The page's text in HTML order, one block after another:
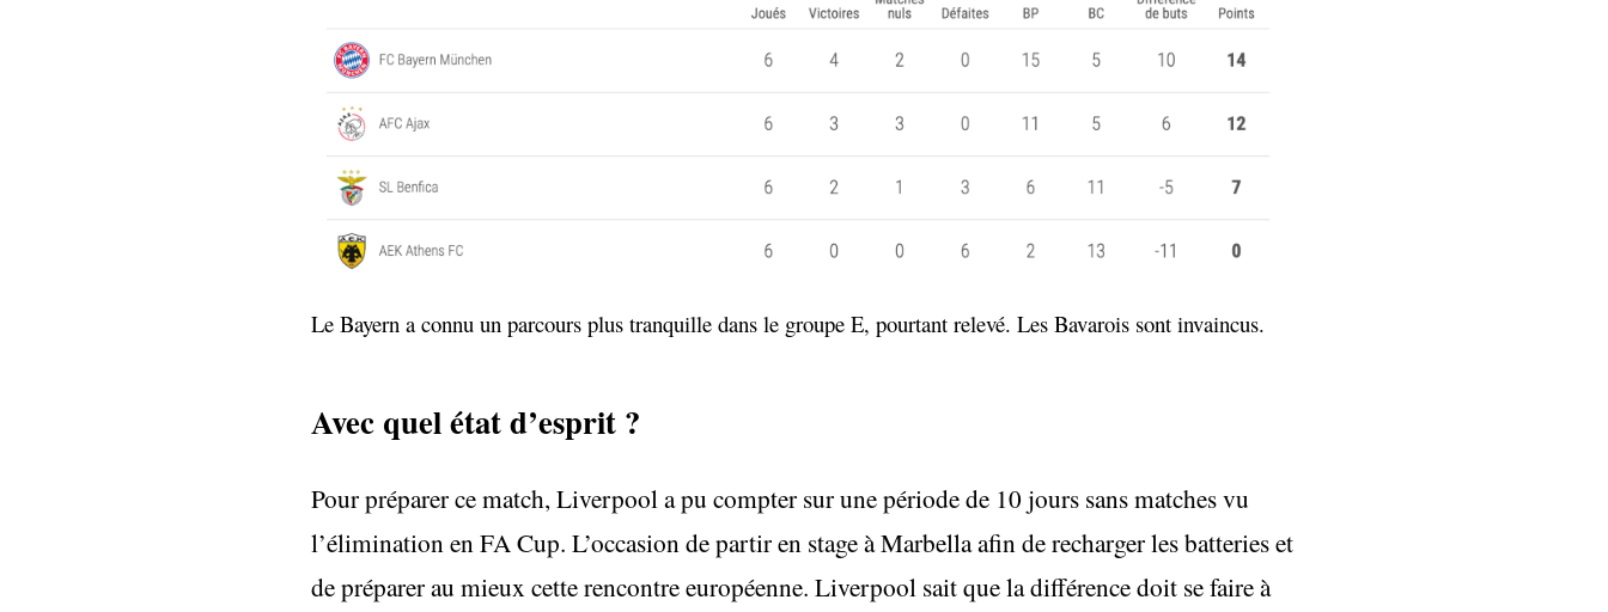
Le Bayern a connu un parcours plus tranquille dans le groupe E, pourtant relevé. Les Bavarois sont invaincus.
Avec quel état d’esprit ?
Pour préparer ce match, Liverpool a pu compter sur une période de 10 jours sans matches vu
l’élimination en FA Cup. L’occasion de partir en stage à Marbella afin de recharger les batteries et
de préparer au mieux cette rencontre européenne. Liverpool sait que la différence doit se faire à